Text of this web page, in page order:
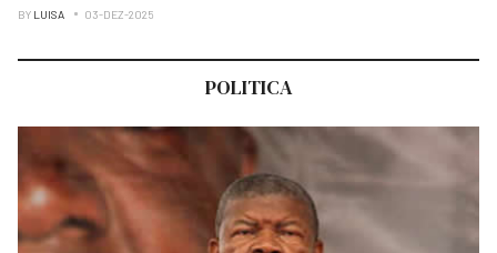
BY LUISA 03-DEZ-2025
POLITICA